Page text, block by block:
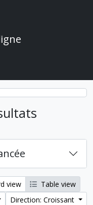
view
Table view
Direction: Croissant